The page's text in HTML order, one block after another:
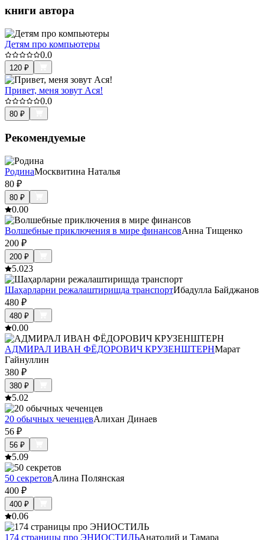
книги автора
Детям про компьютеры
0.0
120 ₽
Привет, меня зовут Ася!
0.0
80 ₽
Рекомендуемые
РодинаМосквитина Наталья
80 ₽
80 ₽
0.00
Волшебные приключения в мире финансовАнна Тищенко
200 ₽
200 ₽
5.023
Шаҳарларни режалаштиришда транспортИбадулла Байджанов
480 ₽
480 ₽
0.00
АДМИРАЛ ИВАН ФЁДОРОВИЧ КРУЗЕНШТЕРНМарат
Гайнуллин
380 ₽
380 ₽
5.02
20 обычных чеченцевАлихан Динаев
56 ₽
56 ₽
5.09
50 секретовАлина Полянская
400 ₽
400 ₽
0.06
174 страницы про ЭНИОСТИЛЬАнатолий и Тамара